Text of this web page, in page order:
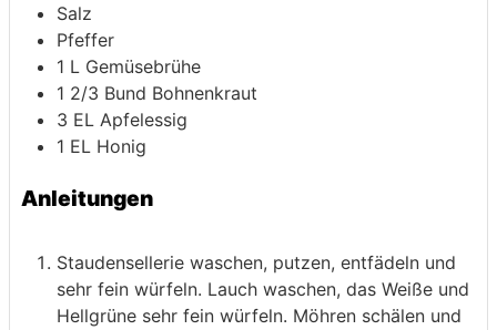
Salz
Pfeffer
1 L Gemüsebrühe
1 2/3 Bund Bohnenkraut
3 EL Apfelessig
1 EL Honig
Anleitungen
Staudensellerie waschen, putzen, entfädeln und
sehr fein würfeln. Lauch waschen, das Weiße und
Hellgrüne sehr fein würfeln. Möhren schälen und